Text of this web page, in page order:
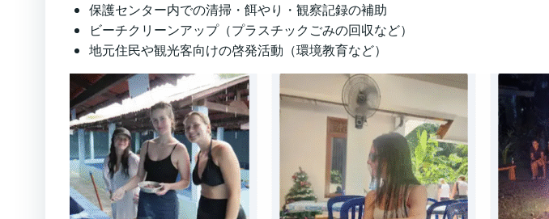
保護センター内での清掃・餌やり・観察記録の補助
ビーチクリーンアップ（プラスチックごみの回収など）
地元住民や観光客向けの啓発活動（環境教育など）